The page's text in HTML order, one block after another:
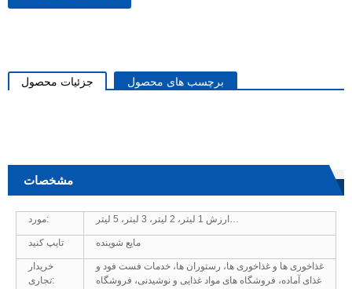
جزئیات محصول برچسب های محصول
مشخصات
مورد:
تایپ کنید مایع شوینده
خریدار
تجاری:
غذاخوری ها و غذاخوری ها، رستوران ها، خدمات فست فود و
غذای آماده، فروشگاه های مواد غذایی و نوشیدنی، فروشگاه